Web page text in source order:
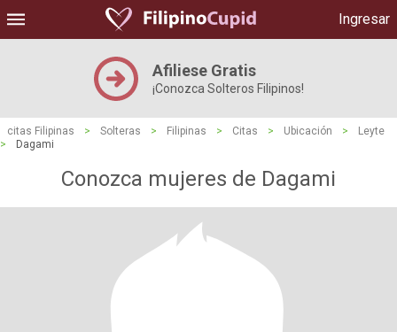
Ingresar
Afiliese Gratis
¡Conozca Solteros Filipinos!
citas Filipinas > Solteras > Filipinas > Citas > Ubicación >
Leyte
>
Dagami
Conozca mujeres de Dagami